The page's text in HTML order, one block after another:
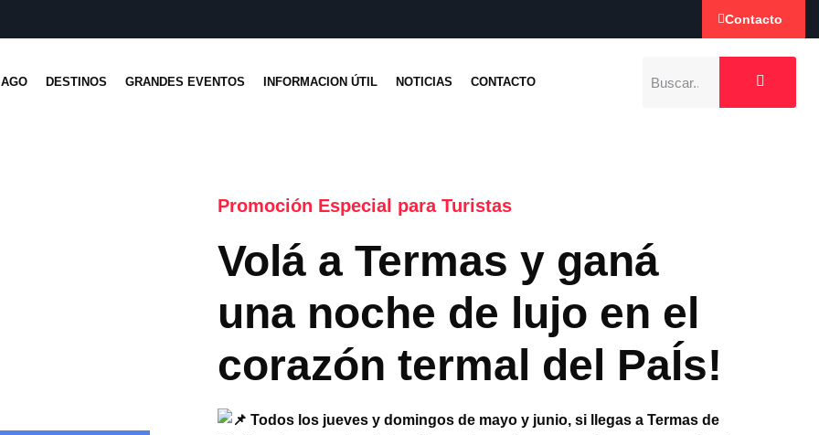
Contacto
DESTINOS GRANDES EVENTOS INFORMACION ÚTIL NOTICIAS CONTACTO
Promoción Especial para Turistas
Volá a Termas y ganá
una noche de lujo en el
corazón termal del PaÍs!
Todos los jueves y domingos de mayo y junio, si llegas a Termas de